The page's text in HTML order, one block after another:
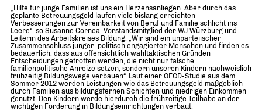
Senatoren
Ziele
Imagefilm
Merchandising-Klamotten
„Hilfe für junge Familien ist uns ein Herzensanliegen. Aber durch das
geplante Betreuungsgeld laufen viele bislang erreichten
Verbesserungen zur Vereinbarkeit von Beruf und Familie schlicht ins
Leere“, so Susanne Cornea, Vorstandsmitglied der WJ Würzburg und
Leiterin des Arbeitskreises Bildung. „Wir sind ein unparteiischer
Zusammenschluss junger, politisch engagierter Menschen und finden es
bedauerlich, dass aus offensichtlich wahltaktischen Gründen
Entscheidungen getroffen werden, die nicht nur falsche
familienpolitische Anreize setzen, sondern unseren Kindern nachweislich
frühzeitig Bildungswege verbauen“. Laut einer OECD-Studie aus dem
Sommer 2012 werden Leistungen wie das Betreuungsgeld maßgeblich
durch Familien aus bildungsfernen Schichten und niedrigen Einkommen
genutzt. Den Kindern werde hierdurch die frühzeitige Teilhabe an der
wichtigen Förderung in Bildungseinrichtungen verbaut.